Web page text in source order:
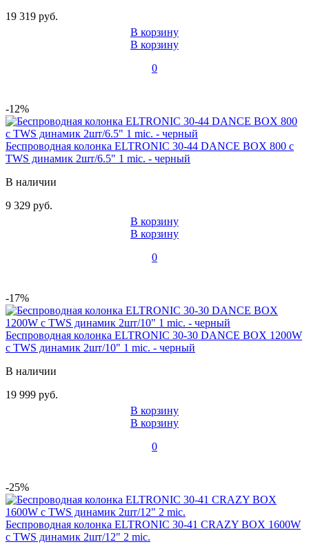
19 319 руб.
В корзину
В корзину
0
-12%
Беспроводная колонка ELTRONIC 30-44 DANCE BOX 800 с
TWS динамик 2шт/6.5" 1 mic. - черный
В наличии
9 329 руб.
В корзину
В корзину
0
-17%
Беспроводная колонка ELTRONIC 30-30 DANCE BOX 1200W
с TWS динамик 2шт/10" 1 mic. - черный
В наличии
19 999 руб.
В корзину
В корзину
0
-25%
Беспроводная колонка ELTRONIC 30-41 CRAZY BOX 1600W
с TWS динамик 2шт/12" 2 mic.